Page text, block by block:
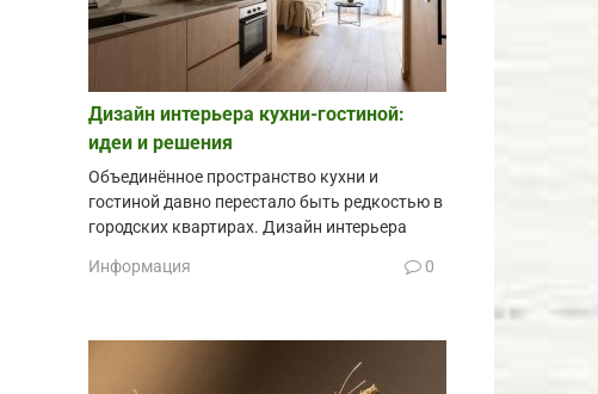
Дизайн интерьера кухни-гостиной:
идеи и решения
Объединённое пространство кухни и
гостиной давно перестало быть редкостью в
городских квартирах. Дизайн интерьера
Информация 0